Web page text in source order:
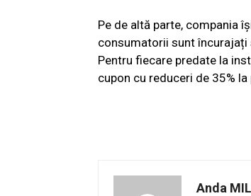
Pe de altă parte, compania
consumatorii sunt încurajați
Pentru fiecare predate la
cupon cu reduceri de 35%
Anda